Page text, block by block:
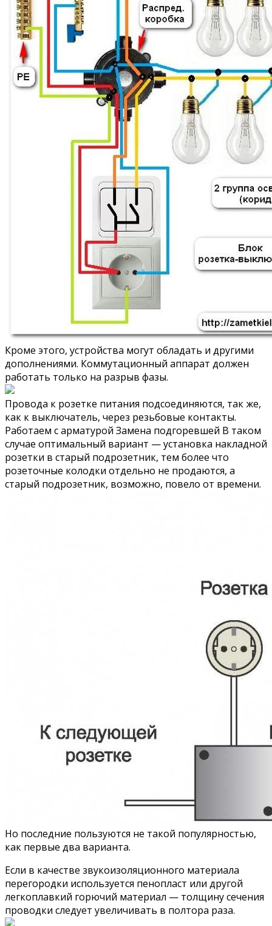
Кроме этого, устройства могут обладать и другими
дополнениями. Коммутационный аппарат должен
работать только на разрыв фазы.
Провода к розетке питания подсоединяются, так же,
как к выключатель, через резьбовые контакты.
Работаем с арматурой Замена подгоревшей В таком
случае оптимальный вариант — установка накладной
розетки в старый подрозетник, тем более что
розеточные колодки отдельно не продаются, а
старый подрозетник, возможно, повело от времени.
Но последние пользуются не такой популярностью,
как первые два варианта.
Если в качестве звукоизоляционного материала
перегородки используется пенопласт или другой
легкоплавкий горючий материал — толщину сечения
проводки следует увеличивать в полтора раза.